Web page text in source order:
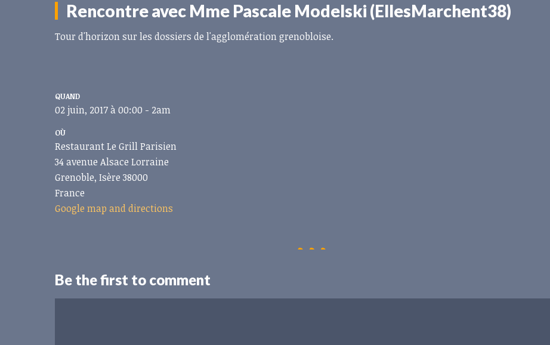
Rencontre avec Mme Pascale Modelski (EllesMarchent38)
Tour d'horizon sur les dossiers de l'agglomération grenobloise.
QUAND
02 juin, 2017 à 00:00 - 2am
OÙ
Restaurant Le Grill Parisien
34 avenue Alsace Lorraine
Grenoble, Isère 38000
France
Google map and directions
Be the first to comment